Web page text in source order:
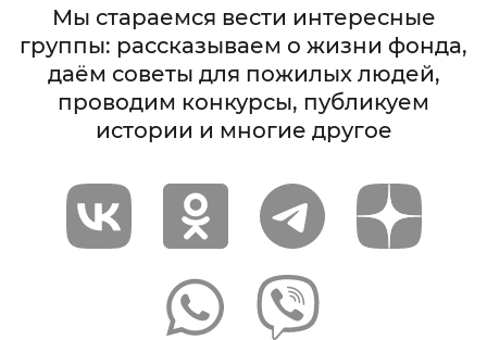
Мы стараемся вести интересные
группы: рассказываем о жизни фонда,
даём советы для пожилых людей,
проводим конкурсы, публикуем
истории и многие другое